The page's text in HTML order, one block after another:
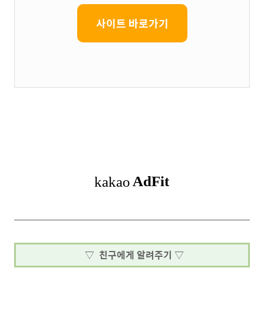
사이트 바로가기
▽ 친구에게 알려주기 ▽